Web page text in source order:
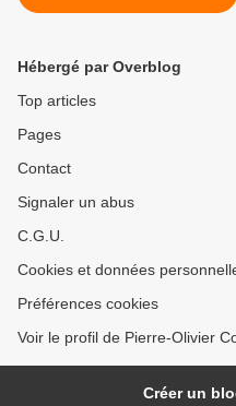
Europe Trembling In Chaos,
Hébergé par Overblog
Top articles
Pages
Contact
Signaler un abus
C.G.U.
Cookies et données
Préférences cookies
Voir le profil de Pierre-Olivier
Créer un